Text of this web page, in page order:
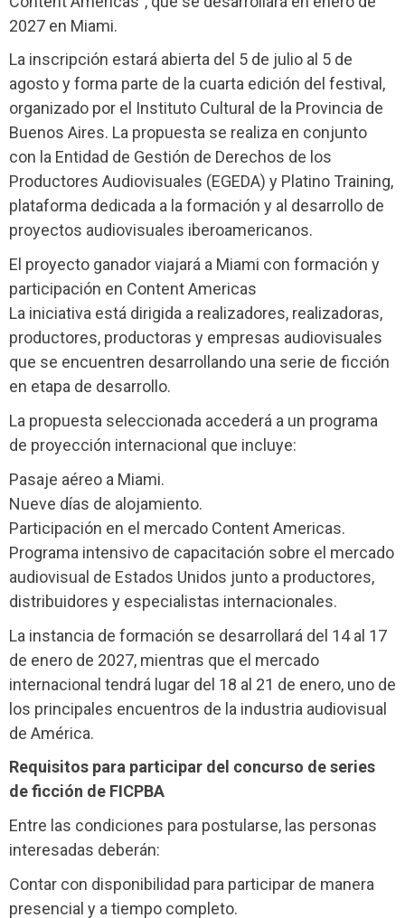
2027 en Miami.
La inscripción estará abierta del 5 de julio al 5 de
agosto y forma parte de la cuarta edición del festival,
organizado por el Instituto Cultural de la Provincia de
Buenos Aires. La propuesta se realiza en conjunto
con la Entidad de Gestión de Derechos de los
Productores Audiovisuales (EGEDA) y Platino Training,
plataforma dedicada a la formación y al desarrollo de
proyectos audiovisuales iberoamericanos.
El proyecto ganador viajará a Miami con formación y
participación en Content Americas
La iniciativa está dirigida a realizadores, realizadoras,
productores, productoras y empresas audiovisuales
que se encuentren desarrollando una serie de ficción
en etapa de desarrollo.
La propuesta seleccionada accederá a un programa
de proyección internacional que incluye:
Pasaje aéreo a Miami.
Nueve días de alojamiento.
Participación en el mercado Content Americas.
Programa intensivo de capacitación sobre el mercado
audiovisual de Estados Unidos junto a productores,
distribuidores y especialistas internacionales.
La instancia de formación se desarrollará del 14 al 17
de enero de 2027, mientras que el mercado
internacional tendrá lugar del 18 al 21 de enero, uno de
los principales encuentros de la industria audiovisual
de América.
Requisitos para participar del concurso de series
de ficción de FICPBA
Entre las condiciones para postularse, las personas
interesadas deberán:
Contar con disponibilidad para participar de manera
presencial y a tiempo completo.